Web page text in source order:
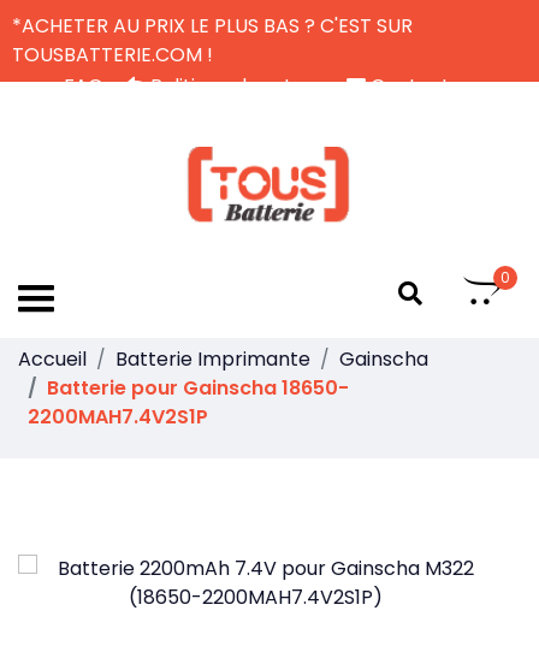
*ACHETER AU PRIX LE PLUS BAS ? C'EST SUR
TOUSBATTERIE.COM !
FAQ
Politique de retour
Contactez-nous
0
Accueil Batterie Imprimante
Gainscha
Batterie pour Gainscha 18650-
2200MAH7.4V2S1P